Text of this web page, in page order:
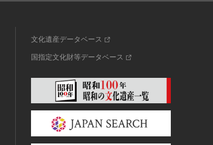
文化遺産データベース
国指定文化財等データベース